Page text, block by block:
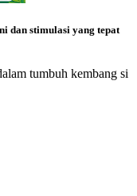
dan stimulasi yang tepat
tumbuh kembang si